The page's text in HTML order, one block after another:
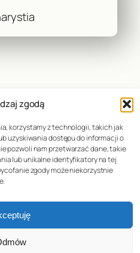
zgodą
korzystamy z technologii, takich jak
uzyskiwania dostępu do informacji o
pozwoli nam przetwarzać dane, takie
lub unikalne identyfikatory na tej
zgody może niekorzystnie